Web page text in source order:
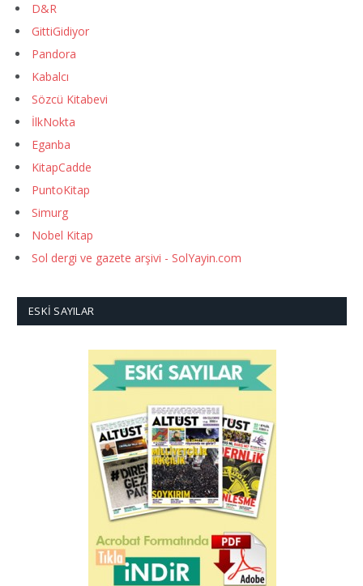
D&R
GittiGidiyor
Pandora
Kabalcı
Sözcü Kitabevi
İlkNokta
Eganba
KitapCadde
PuntoKitap
Simurg
Nobel Kitap
Sol dergi ve gazete arşivi - SolYayin.com
ESKI SAYILAR